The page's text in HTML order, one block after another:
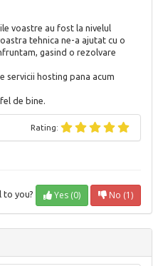
voastre au fost la nivelul
tehnica ne-a ajutat cu o
gasind o rezolvare
servicii hosting pana acum
de bine.
Rating:
to you? Yes (0) No (1)